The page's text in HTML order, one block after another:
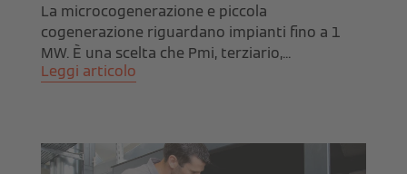
La microcogenerazione e piccola
cogenerazione riguardano impianti fino a 1
MW. È una scelta che Pmi, terziario,...
Leggi articolo